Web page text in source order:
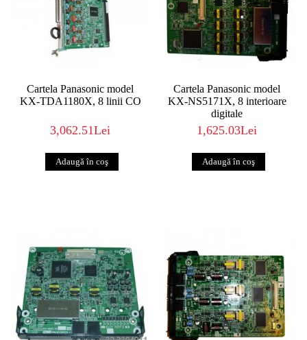
Cartela Panasonic model
KX-TDA1180X, 8 linii CO
3,062.51Lei
Cartela Panasonic model
KX-NS5171X, 8 interioare
digitale
1,625.03Lei